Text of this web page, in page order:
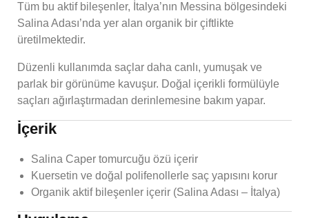
Tüm bu aktif bileşenler, İtalya’nın Messina bölgesindeki
Salina Adası’nda yer alan organik bir çiftlikte
üretilmektedir.
Düzenli kullanımda saçlar daha canlı, yumuşak ve
parlak bir görünüme kavuşur. Doğal içerikli formülüyle
saçları ağırlaştırmadan derinlemesine bakım yapar.
İçerik
Salina Caper tomurcuğu özü içerir
Kuersetin ve doğal polifenollerle saç yapısını korur
Organik aktif bileşenler içerir (Salina Adası – İtalya)